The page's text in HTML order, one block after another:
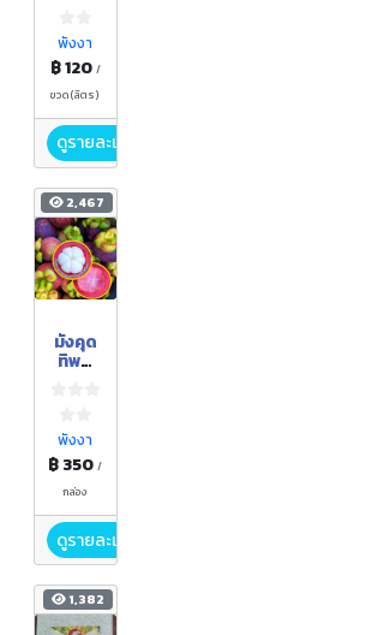
พังงา
฿ 120 /
ขวด(ลิตร)
ดูรายละเอียด
2,467
มังคุด
ทิพย์
รวย
อารม
ณ์
พังงา
฿ 350/
กล่อง
ดูรายละเอียด
1,382